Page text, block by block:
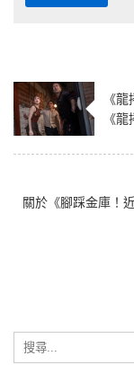
《
《
關於《腳踩金庫！
尋